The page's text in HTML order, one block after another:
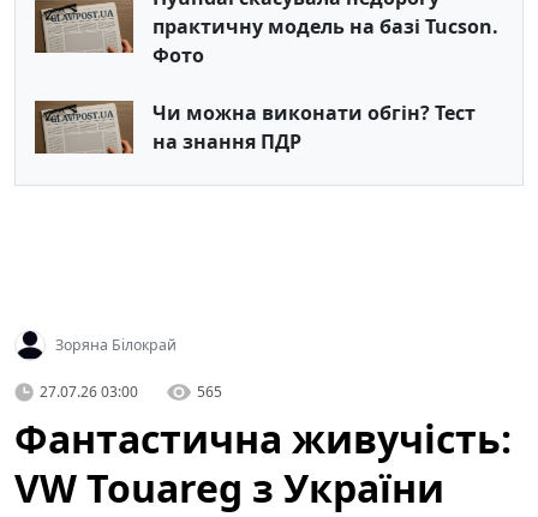
практичну модель на базі Tucson.
Фото
Чи можна виконати обгін? Тест
на знання ПДР
Зоряна Білокрай
27.07.26 03:00 565
Фантастична живучість:
VW Touareg з України